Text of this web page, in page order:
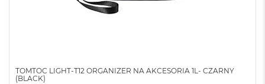
TOMTOC LIGHT-T12 ORGANIZER NA AKCESORIA 1L- CZARNY
(BLACK)